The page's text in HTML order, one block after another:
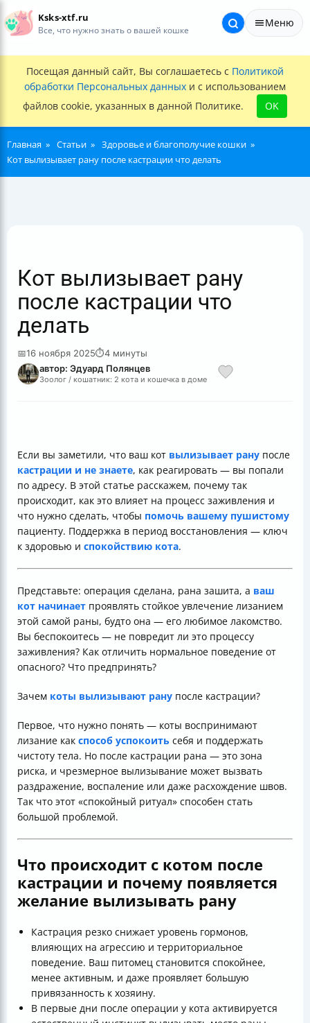
Ksks-xtf.ru
Все, что нужно знать о вашей кошке
Меню
Посещая данный сайт, Вы соглашаетесь с Политикой
обработки Персональных данных и с использованием
файлов cookie, указанных в данной Политике.
OK
Главная Статьи
Здоровье и благополучие кошки
Кот вылизывает рану после кастрации что делать
Кот вылизывает рану
после кастрации что
делать
📅16 ноября 2025⏱4 минуты
автор: Эдуард Полянцев
Зоолог / кошатник: 2 кота и кошечка в доме
Если вы заметили, что ваш кот вылизывает рану после
кастрации и не знаете, как реагировать — вы попали
по адресу. В этой статье расскажем, почему так
происходит, как это влияет на процесс заживления и
что нужно сделать, чтобы помочь вашему пушистому
пациенту. Поддержка в период восстановления — ключ
к здоровью и спокойствию кота.
Представьте: операция сделана, рана зашита, а ваш
кот начинает проявлять стойкое увлечение лизанием
этой самой раны, будто она — его любимое лакомство.
Вы беспокоитесь — не повредит ли это процессу
заживления? Как отличить нормальное поведение от
опасного? Что предпринять?
Зачем коты вылизывают рану после кастрации?
Первое, что нужно понять — коты воспринимают
лизание как способ успокоить себя и поддержать
чистоту тела. Но после кастрации рана — это зона
риска, и чрезмерное вылизывание может вызвать
раздражение, воспаление или даже расхождение швов.
Так что этот «спокойный ритуал» способен стать
большой проблемой.
Что происходит с котом после
кастрации и почему появляется
желание вылизывать рану
Кастрация резко снижает уровень гормонов,
влияющих на агрессию и территориальное
поведение. Ваш питомец становится спокойнее,
менее активным, и даже проявляет большую
привязанность к хозяину.
В первые дни после операции у кота активируется